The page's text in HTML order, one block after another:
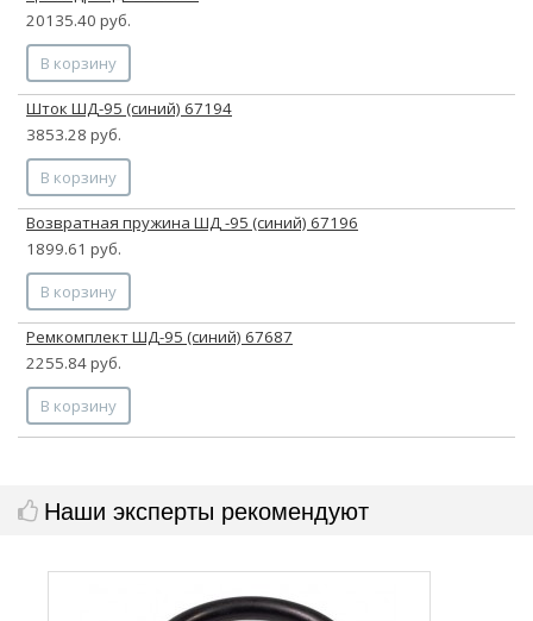
20135.40 руб.
В корзину
Шток ШД-95 (синий) 67194
3853.28 руб.
В корзину
Возвратная пружина ШД -95 (синий) 67196
1899.61 руб.
В корзину
Ремкомплект ШД-95 (синий) 67687
2255.84 руб.
В корзину
Наши эксперты рекомендуют